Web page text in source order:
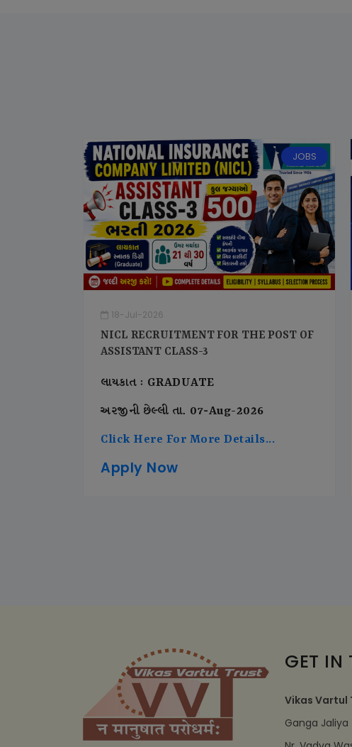
JOBS
18-Jul-2026
NICL RECRUITMENT FOR THE POST OF
ASSISTANT CLASS-3
લાયકાત : GRADUATE
અરજીની છેલ્લી તા. 07-Aug-2026
Click Here For More Details...
Apply Now
GET IN
Vikas Vartul
Ganga Jaliya